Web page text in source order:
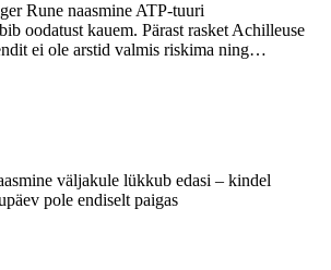
Rune naasmine ATP-tuuri
oodatust kauem. Pärast rasket Achilleuse
ei ole arstid valmis riskima ning…
väljakule lükkub edasi – kindel
pole endiselt paigas